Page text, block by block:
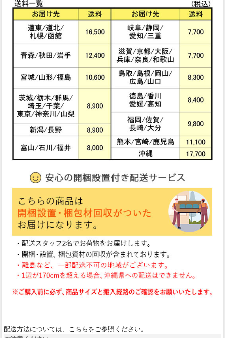
配送方法については、こちらをご参照ください。